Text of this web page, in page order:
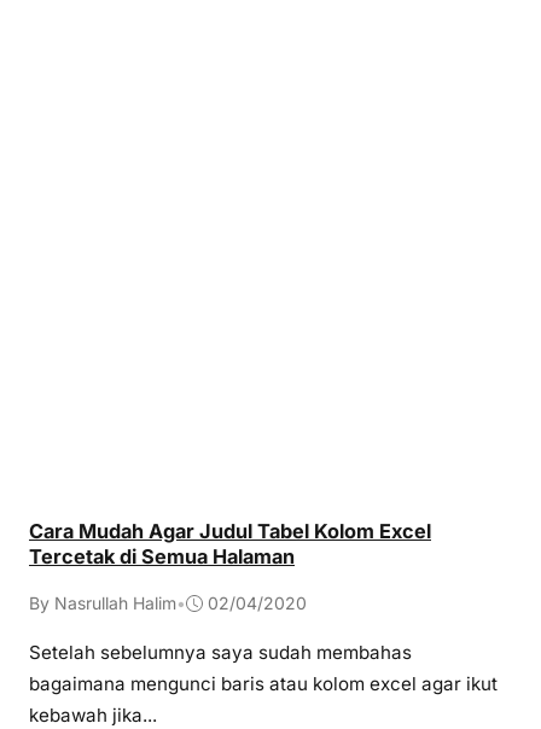
Cara Mudah Agar Judul Tabel Kolom Excel
Tercetak di Semua Halaman
By Nasrullah Halim• 02/04/2020
Setelah sebelumnya saya sudah membahas
bagaimana mengunci baris atau kolom excel agar ikut
kebawah jika...